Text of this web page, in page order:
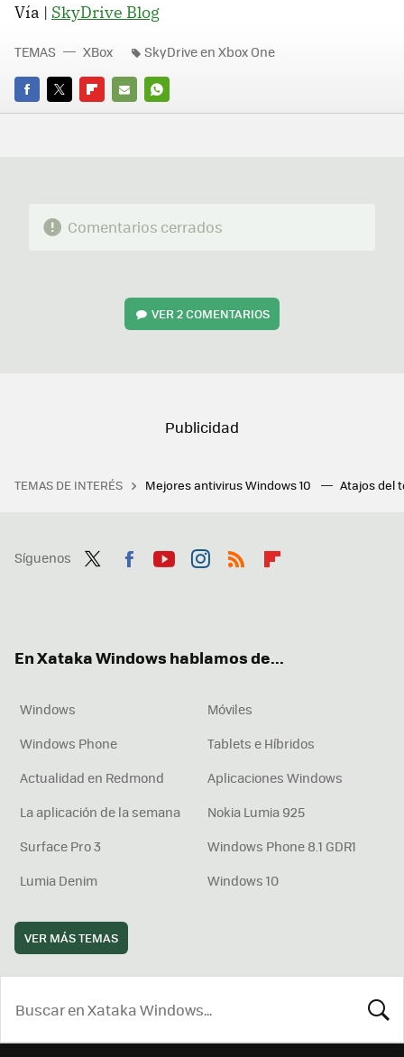
Vía | SkyDrive Blog
FACEBOOK
TWITTERFLIPBOARD
E-
WHATSAPP
TEMAS XBox SkyDrive en Xbox One
Comentarios cerrados
VER2 COMENTARIOS
TEMAS DE INTERÉS Mejores antivirus Windows 10 Atajos del
Síguenos
En Xataka Windows hablamos de...
Windows
Móviles
Windows Phone
Tablets e Híbridos
Actualidad en Redmond
Aplicaciones Windows
La aplicación de la semana
Nokia Lumia 925
Surface Pro 3
Windows Phone 8.1 GDR1
Lumia Denim
Windows 10
VER MÁS TEMAS